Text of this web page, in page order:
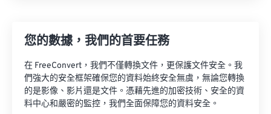
您的數據，我們的首要任務
在 FreeConvert，我們不僅轉換文件，更保護文件安全。我
們強大的安全框架確保您的資料始終安全無虞，無論您轉換
的是影像、影片還是文件。憑藉先進的加密技術、安全的資
料中心和嚴密的監控，我們全面保障您的資料安全。